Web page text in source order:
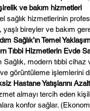
ve bakım hizmetleri
sağlık hizmetlerinin
yaşlı bireyler ve bakım
Sağlık’ın Temel
Tıbbi Hizmetlerin Evde
Sağlık, modern tıbbi
görüntüleme işlemlerini
Hastane Yatışlarını
almayı tercih eden
konfor sağlar. (